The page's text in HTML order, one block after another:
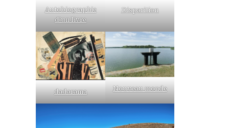
Autobiographie
d’un livre
Disparition
dadarama Nouveau monde